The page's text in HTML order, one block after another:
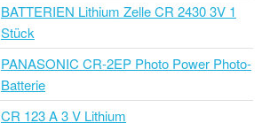
BATTERIEN Lithium Zelle CR 2430 3V 1
Stück
PANASONIC CR-2EP Photo Power Photo-
Batterie
CR 123 A 3 V Lithium